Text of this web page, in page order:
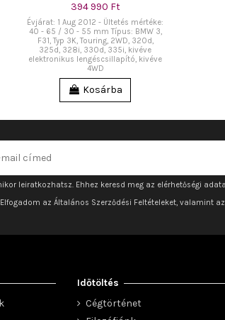
394 990 Ft
Évjárat: 1 Aug 2012 - Ültetés mértéke:
40 - 65 / 30 - 55 mm Típus: BMW 3,
F31, Typ 3K, Touring, 2WD, 320d,
325d, 328i, 330d, 335i, kivéve
elektronikus lengéscsillapító, kivéve
4WD
Kosárba
leiratkozhatsz. Ehhez keresd meg az elérhetőségi
Elfogadom az Általános Szerződési Feltételeket, valamint
Időtöltés
Cégtörténet